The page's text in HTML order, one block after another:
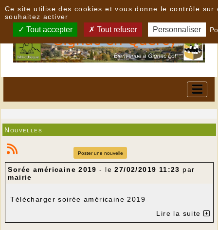
Nouvelles
Poster une nouvelle
Sorée américaine 2019 - le27/02/2019 11:23 par
mairie
Télécharger soirée américaine 2019
Lire la suite
Ce site utilise des cookies et vous donne le contrôle sur
souhaitez activer
Tout accepter Tout refuser Personnaliser